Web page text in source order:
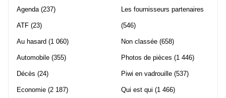
Agenda(237)
ATF (23)
Au hasard (1 060)
Automobile (355)
Décès (24)
Economie (2 187)
Les fournisseurs partenaires
(546)
Non classée (658)
Photos de pièces (1 446)
Piwi en vadrouille (537)
Qui est qui (1 466)